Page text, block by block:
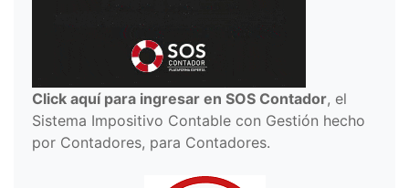
Click aquí para ingresar en SOS Contador, el
Sistema Impositivo Contable con Gestión hecho
por Contadores, para Contadores.